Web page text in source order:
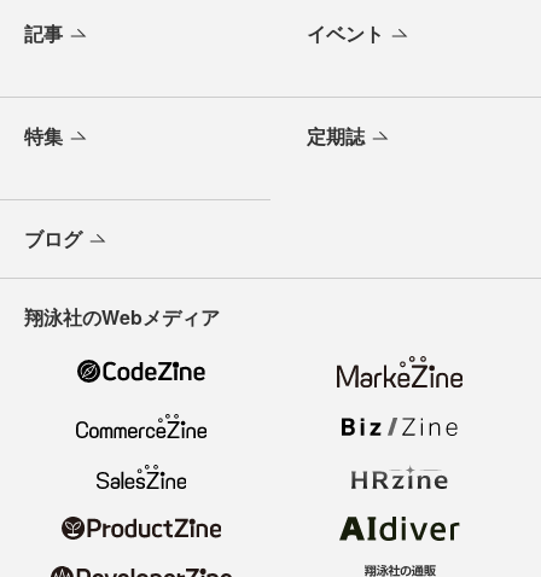
記事 イベント
特集 定期誌
ブログ
翔泳社のWebメディア